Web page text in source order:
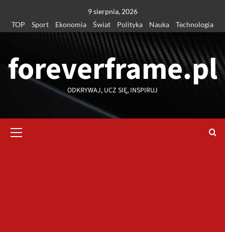
treści
9 sierpnia, 2026
TOP
Sport Ekonomia Świat Polityka Nauka Technologia
foreverframe.pl
ODKRYWAJ, UCZ SIĘ, INSPIRUJ
główne